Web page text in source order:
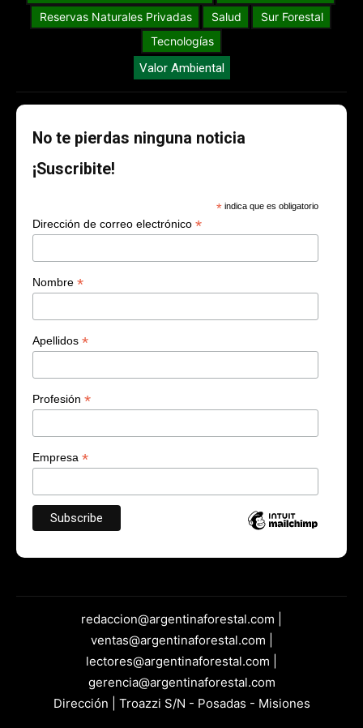
Reservas Naturales Privadas
Salud
Sur Forestal
Tecnologías
Valor Ambiental
No te pierdas ninguna noticia
¡Suscribite!
* indica que es obligatorio
Dirección de correo electrónico *
Nombre *
Apellidos *
Profesión *
Empresa *
redaccion@argentinaforestal.com |
ventas@argentinaforestal.com |
lectores@argentinaforestal.com |
gerencia@argentinaforestal.com
Dirección | Troazzi S/N - Posadas - Misiones